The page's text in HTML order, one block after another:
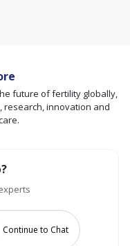
future of fertility globally,
research, innovation and
Continue to Chat